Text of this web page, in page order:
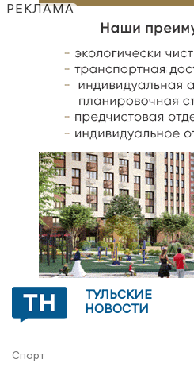
РЕКЛАМА
ТУЛЬСКИЕ
НОВОСТИ
Спорт